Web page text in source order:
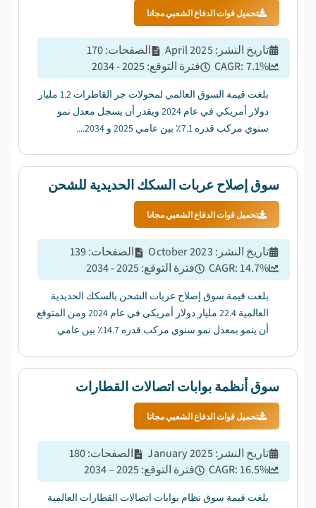
تحميل قوات الدفاع الشعبي مجانا
تاريخ النشر :
April 2025 الصفحات:
170
CAGR: 7.1% فترة التوقع:
2025 - 2034
بلغت قيمة السوق العالمي لمحولات جر القاطرات 1.2 مليار
دولار أمريكي في عام 2024 ويقدر أن يسجل معدل نمو
سنوي مركب قدره 7.1٪ بين عامي 2025 و 2034....
سوق إصلاح عربات السكك الحديدية للشحن
تحميل قوات الدفاع الشعبي مجانا
تاريخ النشر :
October 2023 الصفحات:
139
CAGR:14.7% فترة التوقع:
2025 - 2034
بلغت قيمة سوق إصلاح عربات الشحن بالسكك الحديدية
العالمية 22.4 مليار دولار أمريكي في عام 2024 ومن المتوقع
أن ينمو بمعدل نمو سنوي مركب قدره 14.7٪ بين عامي
سوق أنظمة بوابات اتصالات القطارات
تحميل قوات الدفاع الشعبي مجانا
تاريخ النشر :
January 2025 الصفحات:
180
CAGR:16.5% فترة التوقع:
2025 – 2034
بلغت قيمة سوق نظام بوابات اتصالات القطارات العالمية